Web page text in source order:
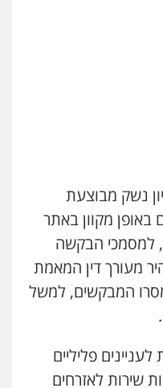
נשק מבוצעת
באופן מקוון באתר
למסמכי הבקשה
מעורך דין המאמת
המבקשים, למשל
לעניינים פליליים
שירות לאזרחים